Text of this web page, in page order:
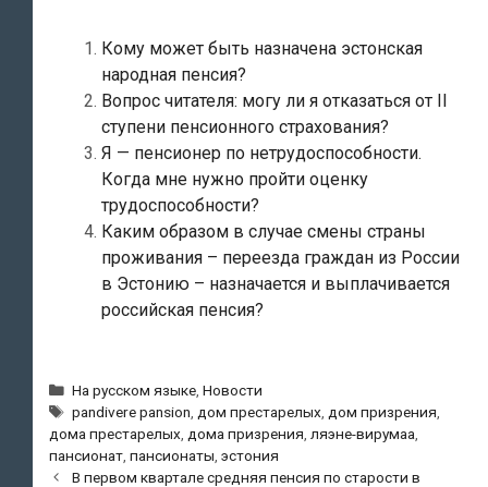
Кому может быть назначена эстонская
народная пенсия?
Вопрос читателя: могу ли я отказаться от II
ступени пенсионного страхования?
Я — пенсионер по нетрудоспособности.
Когда мне нужно пройти оценку
трудоспособности?
Каким образом в случае смены страны
проживания – переезда граждан из России
в Эстонию – назначается и выплачивается
российская пенсия?
Рубрики
На русском языке ,Новости
Метки
pandivere pansion дом престарелых дом призрения
дома престарелых дома призрения ляэне-вирумаа
пансионат пансионаты эстония
Навигация
В первом квартале средняя пенсия по старости в